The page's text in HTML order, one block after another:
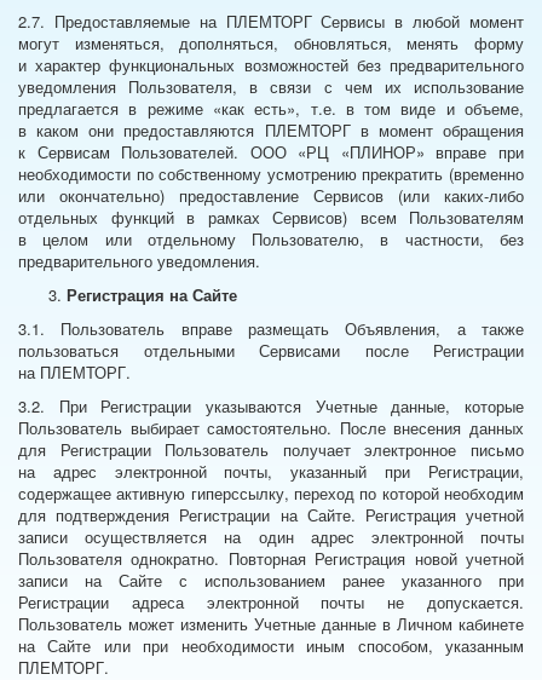
2.7. Предоставляемые на ПЛЕМТОРГ Сервисы в любой момент
могут изменяться, дополняться, обновляться, менять форму
и характер функциональных возможностей без предварительного
уведомления Пользователя, в связи с чем их использование
предлагается в режиме «как есть», т.е. в том виде и объеме,
в каком они предоставляются ПЛЕМТОРГ в момент обращения
к Сервисам Пользователей. ООО «РЦ «ПЛИНОР» вправе при
необходимости по собственному усмотрению прекратить (временно
или окончательно) предоставление Сервисов (или каких-либо
отдельных функций в рамках Сервисов) всем Пользователям
в целом или отдельному Пользователю, в частности, без
предварительного уведомления.
Регистрация на Сайте
3.1. Пользователь вправе размещать Объявления, а также
пользоваться отдельными Сервисами после Регистрации
на ПЛЕМТОРГ.
3.2. При Регистрации указываются Учетные данные, которые
Пользователь выбирает самостоятельно. После внесения данных
для Регистрации Пользователь получает электронное письмо
на адрес электронной почты, указанный при Регистрации,
содержащее активную гиперссылку, переход по которой необходим
для подтверждения Регистрации на Сайте. Регистрация учетной
записи осуществляется на один адрес электронной почты
Пользователя однократно. Повторная Регистрация новой учетной
записи на Сайте с использованием ранее указанного при
Регистрации адреса электронной почты не допускается.
Пользователь может изменить Учетные данные в Личном кабинете
на Сайте или при необходимости иным способом, указанным
ПЛЕМТОРГ.